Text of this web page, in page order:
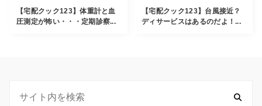
【宅配クック123】体重計と血
圧測定が怖い・・・定期診察...
【宅配クック123】台風接近？
ディサービスはあるのだよ！...